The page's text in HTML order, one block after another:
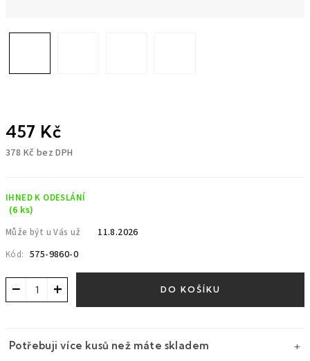
457 Kč
378 Kč bez DPH
IHNED K ODESLÁNÍ
(6 ks)
Může být u Vás už 11.8.2026
Kód: 575-9860-0
+
− DO KOŠÍKU
Potřebuji více kusů než máte skladem